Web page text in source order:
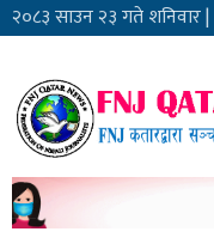
२०८३ साउन २३ गते शनिवार|